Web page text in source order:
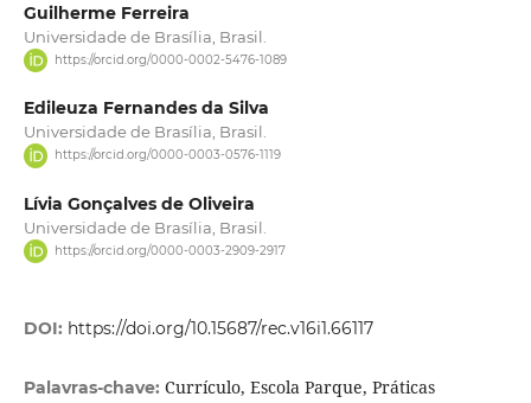
Guilherme Ferreira
Universidade de Brasília, Brasil.
https://orcid.org/0000-0002-5476-1089
Edileuza Fernandes da Silva
Universidade de Brasília, Brasil.
https://orcid.org/0000-0003-0576-1119
Lívia Gonçalves de Oliveira
Universidade de Brasília, Brasil.
https://orcid.org/0000-0003-2909-2917
DOI: https://doi.org/10.15687/rec.v16i1.66117
Palavras-chave: Currículo, Escola Parque, Práticas